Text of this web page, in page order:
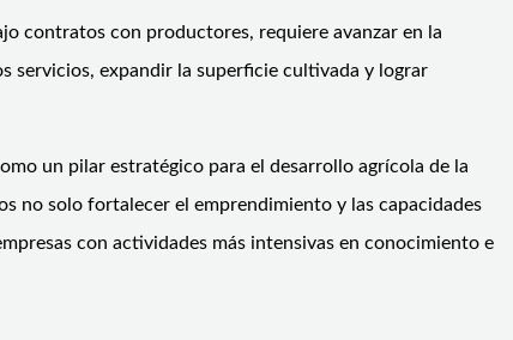
contratos con productores, requiere avanzar en la
servicios, expandir la superficie cultivada y lograr
un pilar estratégico para el desarrollo agrícola de la
no solo fortalecer el emprendimiento y las capacidades
con actividades más intensivas en conocimiento e